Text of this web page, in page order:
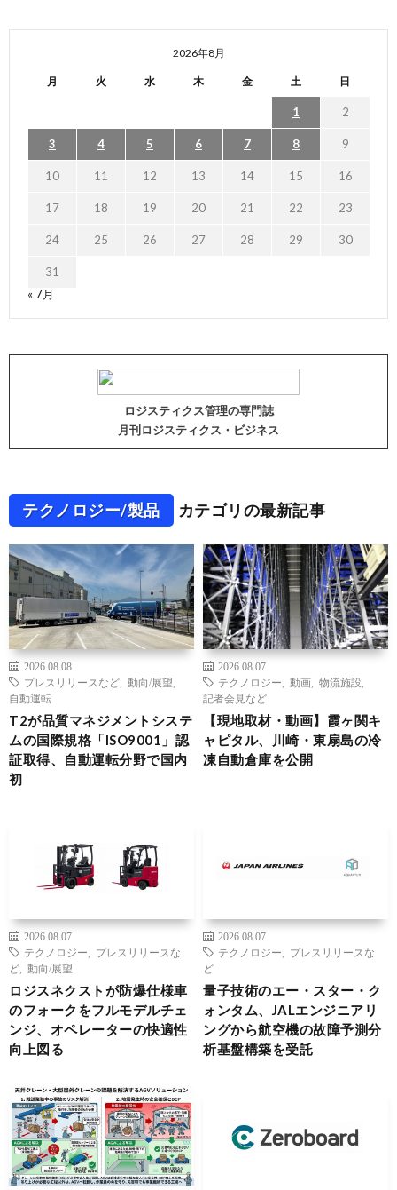
2026年8月
月 火 水 木 金 土 日
1 2
3 4 5 6 7 8 9
10 11 12 13 14 15 16
17 18 19 20 21 22 23
24 25 26 27 28 29 30
31
« 7月
ロジスティクス管理の専門誌
月刊ロジスティクス・ビジネス
テクノロジー/製品 カテゴリの最新記事
2026.08.08
プレスリリースなど
動向/展望
自動運転
T2が品質マネジメントシステ
ムの国際規格「ISO9001」認
証取得、自動運転分野で国内
初
2026.08.07
テクノロジー
動画 物流施設
記者会見など
【現地取材・動画】霞ヶ関キ
ャピタル、川崎・東扇島の冷
凍自動倉庫を公開
2026.08.07
テクノロジー
プレスリリースな
ど
動向/展望
ロジスネクストが防爆仕様車
のフォークをフルモデルチェ
ンジ、オペレーターの快適性
向上図る
2026.08.07
テクノロジー
プレスリリースな
ど
量子技術のエー・スター・ク
ォンタム、JALエンジニアリ
ングから航空機の故障予測分
析基盤構築を受託